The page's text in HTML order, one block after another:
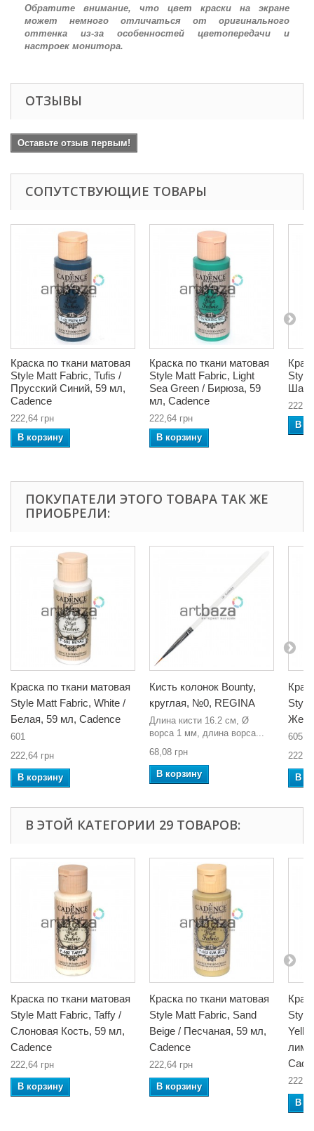
Обратите внимание, что цвет краски на экране
может немного отличаться от оригинального
оттенка из-за особенностей цветопередачи и
настроек монитора.
ОТЗЫВЫ
Оставьте отзыв первым!
СОПУТСТВУЮЩИЕ ТОВАРЫ
Краска по ткани матовая
Style Matt Fabric, Tufis /
Прусский Синий, 59 мл,
Cadence
222,64 грн
В корзину
Краска по ткани матовая
Style Matt Fabric, Light
Sea Green / Бирюза, 59
мл, Cadence
222,64 грн
В корзину
Style
В
ПОКУПАТЕЛИ ЭТОГО ТОВАРА ТАК ЖЕ
ПРИОБРЕЛИ:
Краска по ткани матовая
Style Matt Fabric, White /
Белая, 59 мл, Cadence
601
222,64 грн
В корзину
Кисть колонок Bounty,
круглая, №0, REGINA
Длина кисти 16.2 см, Ø
ворса 1 мм, длина ворса...
68,08 грн
В корзину
Style
605
В
В ЭТОЙ КАТЕГОРИИ 29 ТОВАРОВ:
Краска по ткани матовая
Style Matt Fabric, Taffy /
Слоновая Кость, 59 мл,
Cadence
222,64 грн
В корзину
Краска по ткани матовая
Style Matt Fabric, Sand
Beige / Песчаная, 59 мл,
Cadence
222,64 грн
В корзину
Style
В